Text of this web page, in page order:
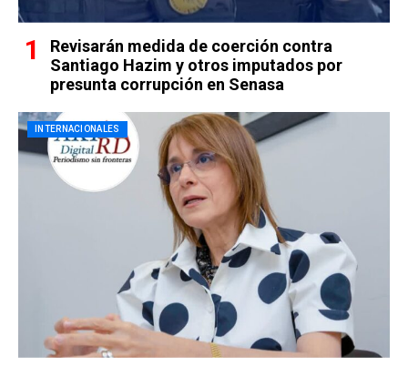
Revisarán medida de coerción contra
Santiago Hazim y otros imputados por
presunta corrupción en Senasa
INTERNACIONALES